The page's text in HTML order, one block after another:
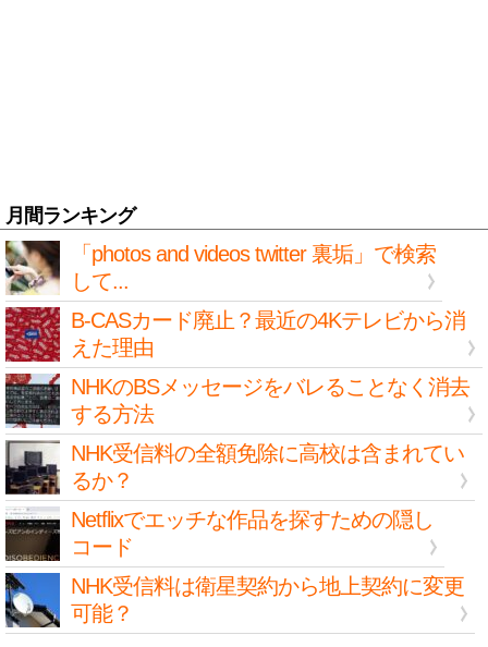
月間ランキング
「photos and videos twitter 裏垢」で検索
して...
B-CASカード廃止？最近の4Kテレビから消
えた理由
NHKのBSメッセージをバレることなく消去
する方法
NHK受信料の全額免除に高校は含まれてい
るか？
Netflixでエッチな作品を探すための隠し
コード
NHK受信料は衛星契約から地上契約に変更
可能？